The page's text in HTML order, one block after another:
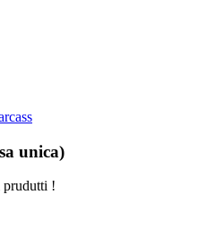
unica)
prudutti !